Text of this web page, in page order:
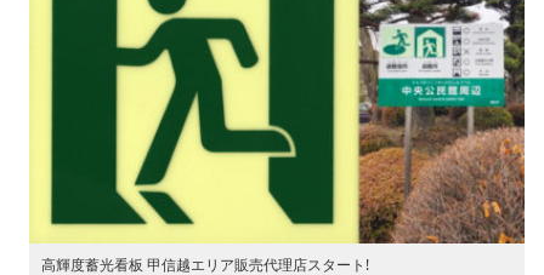
高輝度蓄光看板 甲信越エリア販売代理店スタート!